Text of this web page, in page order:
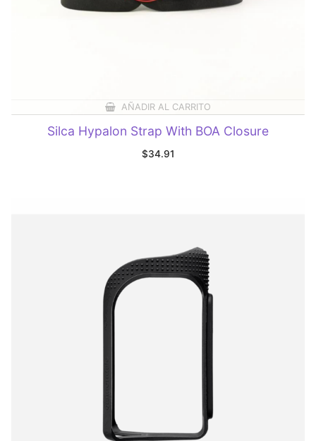
AÑADIR AL CARRITO
Silca Hypalon Strap With BOA Closure
$34.91